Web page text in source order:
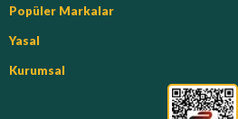
Popüler Markalar
Yasal
Kurumsal